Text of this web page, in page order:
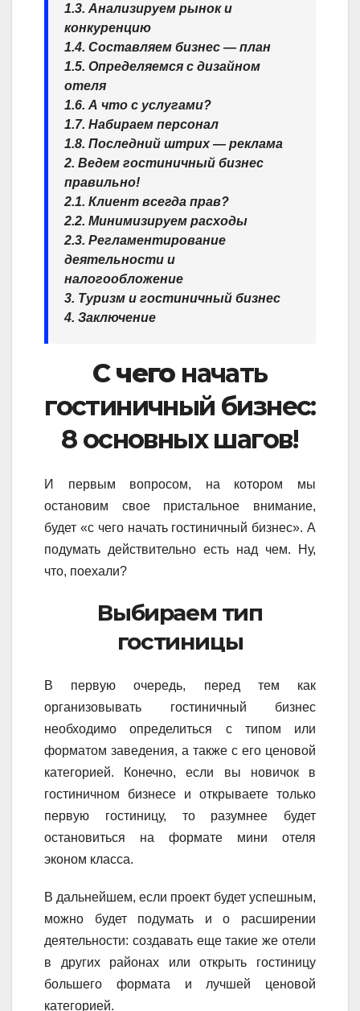
1.3. Анализируем рынок и
конкуренцию
1.4. Составляем бизнес — план
1.5. Определяемся с дизайном
отеля
1.6. А что с услугами?
1.7. Набираем персонал
1.8. Последний штрих — реклама
2. Ведем гостиничный бизнес
правильно!
2.1. Клиент всегда прав?
2.2. Минимизируем расходы
2.3. Регламентирование
деятельности и
налогообложение
3. Туризм и гостиничный бизнес
4. Заключение
С чегоначать
гостиничный бизнес:
8 основных шагов!
И первым вопросом, на котором мы
остановим свое пристальное внимание,
будет «с чего начать гостиничный бизнес». А
подумать действительно есть над чем. Ну,
что, поехали?
Выбираем тип
гостиницы
В первую очередь, перед тем как
организовывать гостиничный бизнес
необходимо определиться с типом или
форматом заведения, а также с его ценовой
категорией. Конечно, если вы новичок в
гостиничном бизнесе и открываете только
первую гостиницу, то разумнее будет
остановиться на формате мини отеля
эконом класса.
В дальнейшем, если проект будет успешным,
можно будет подумать и о расширении
деятельности: создавать еще такие же отели
в других районах или открыть гостиницу
большего формата и лучшей ценовой
категорией.